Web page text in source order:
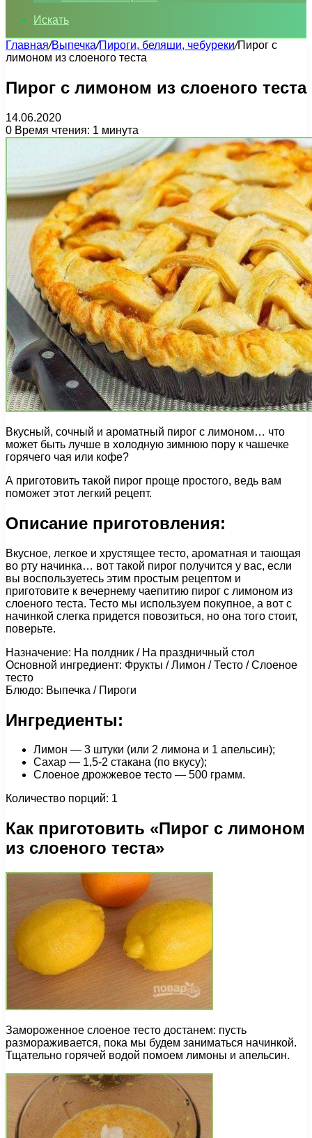
Искать
Главная/Выпечка/Пироги, беляши, чебуреки/Пирог с
лимоном из слоеного теста
Пирог с лимоном из слоеного теста
14.06.2020
0 Время чтения: 1 минута
Вкусный, сочный и ароматный пирог с лимоном… что
может быть лучше в холодную зимнюю пору к чашечке
горячего чая или кофе?
А приготовить такой пирог проще простого, ведь вам
поможет этот легкий рецепт.
Описание приготовления:
Вкусное, легкое и хрустящее тесто, ароматная и тающая
во рту начинка… вот такой пирог получится у вас, если
вы воспользуетесь этим простым рецептом и
приготовите к вечернему чаепитию пирог с лимоном из
слоеного теста. Тесто мы используем покупное, а вот с
начинкой слегка придется повозиться, но она того стоит,
поверьте.
Назначение: На полдник / На праздничный стол
Основной ингредиент: Фрукты / Лимон / Тесто / Слоеное
тесто
Блюдо: Выпечка / Пироги
Ингредиенты:
Лимон — 3 штуки (или 2 лимона и 1 апельсин);
Сахар — 1,5-2 стакана (по вкусу);
Слоеное дрожжевое тесто — 500 грамм.
Количество порций: 1
Как приготовить «Пирог с лимоном
из слоеного теста»
Замороженное слоеное тесто достанем: пусть
размораживается, пока мы будем заниматься начинкой.
Тщательно горячей водой помоем лимоны и апельсин.